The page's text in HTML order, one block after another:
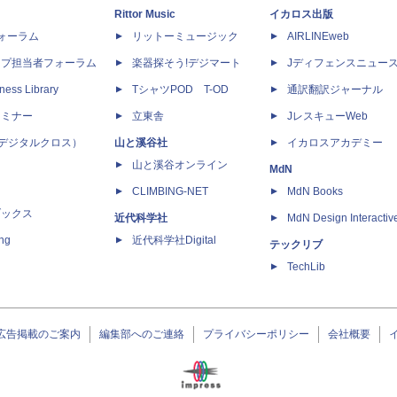
ーラム
担当者フォーラム
Library
ナー
ジタルクロス）
クス
Rittor Music
リットーミュージック
楽器探そう!デジマート
TシャツPOD T-OD
立東舎
山と溪谷社
山と溪谷オンライン
CLIMBING-NET
近代科学社
近代科学社Digital
イカロス出版
AIRLINEweb
Jディフェンスニュー
通訳翻訳ジャーナル
JレスキューWeb
イカロスアカデミー
MdN
MdN Books
MdN Design
テックリブ
TechLib
告掲載のご案内 編集部へのご連絡 プライバシーポリシー 会社概要